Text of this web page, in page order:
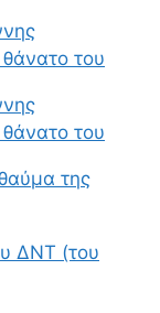
του
του
της
ΔΝΤ (του